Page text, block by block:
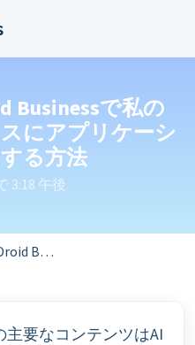
Businessで私の
にアプリケーシ
る方法
3:18 午後
ションをリリースする方法
主要なコンテンツはAI